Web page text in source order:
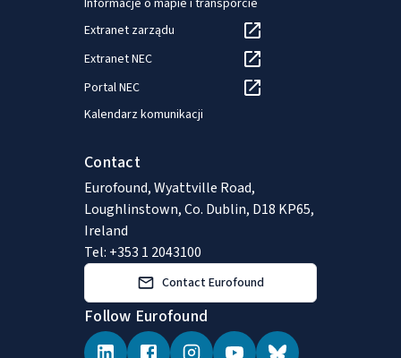
Informacje o mapie i transporcie
Extranet zarządu
Extranet NEC
Portal NEC
Kalendarz komunikacji
Contact
Eurofound, Wyattville Road,
Loughlinstown, Co. Dublin, D18 KP65,
Ireland
Tel: +353 1 2043100
Contact Eurofound
Follow Eurofound